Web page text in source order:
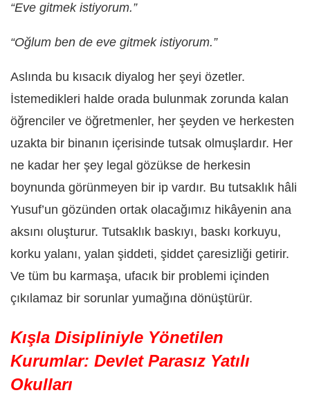
“Eve gitmek istiyorum.”
“Oğlum ben de eve gitmek istiyorum.”
Aslında bu kısacık diyalog her şeyi özetler.
İstemedikleri halde orada bulunmak zorunda kalan
öğrenciler ve öğretmenler, her şeyden ve herkesten
uzakta bir binanın içerisinde tutsak olmuşlardır. Her
ne kadar her şey legal gözükse de herkesin
boynunda görünmeyen bir ip vardır. Bu tutsaklık hâli
Yusuf’un gözünden ortak olacağımız hikâyenin ana
aksını oluşturur. Tutsaklık baskıyı, baskı korkuyu,
korku yalanı, yalan şiddeti, şiddet çaresizliği getirir.
Ve tüm bu karmaşa, ufacık bir problemi içinden
çıkılamaz bir sorunlar yumağına dönüştürür.
Kışla Disipliniyle Yönetilen
Kurumlar: Devlet Parasız Yatılı
Okulları